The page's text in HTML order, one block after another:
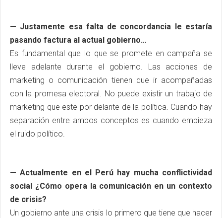
— Justamente esa falta de concordancia le estaría
pasando factura al actual gobierno…
Es fundamental que lo que se promete en campaña se
lleve adelante durante el gobierno. Las acciones de
marketing o comunicación tienen que ir acompañadas
con la promesa electoral. No puede existir un trabajo de
marketing que este por delante de la política. Cuando hay
separación entre ambos conceptos es cuando empieza
el ruido político.
— Actualmente en el Perú hay mucha conflictividad
social ¿Cómo opera la comunicación en un contexto
de crisis?
Un gobierno ante una crisis lo primero que tiene que hacer